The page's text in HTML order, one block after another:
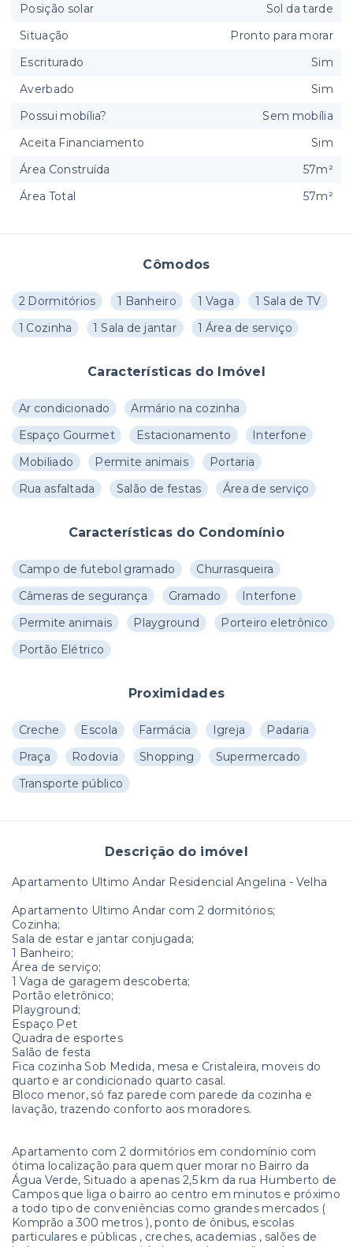
Cômodos
2 Dormitórios 1 Banheiro 1 Vaga
1 Sala de TV
1 Cozinha
1 Sala de jantar 1 Área de serviço
Características do Imóvel
Ar condicionado
Armário na cozinha
Espaço Gourmet
Estacionamento
Interfone
Mobiliado
Permite animais
Portaria
Rua asfaltada
Salão de festas Área de serviço
Características do Condomínio
Campo de futebol gramado
Churrasqueira
Câmeras de segurança
Gramado
Interfone
Permite animais
Playground
Porteiro eletrônico
Portão Elétrico
Proximidades
Creche Escola Farmácia Igreja
Padaria
Praça
Rodovia Shopping
Supermercado
Transporte público
Descrição do imóvel
Apartamento Ultimo Andar Residencial Angelina - Velha
Apartamento Ultimo Andar com 2 dormitórios;
Cozinha;
Sala de estar e jantar conjugada;
1 Banheiro;
Área de serviço;
1 Vaga de garagem descoberta;
Portão eletrônico;
Playground;
Espaço Pet
Quadra de esportes
Salão de festa
Fica cozinha Sob Medida, mesa e Cristaleira, moveis do
quarto e ar condicionado quarto casal.
Bloco menor, só faz parede com parede da cozinha e
lavação, trazendo conforto aos moradores.
Apartamento com 2 dormitórios em condomínio com
ótima localização para quem quer morar no Bairro da
Água Verde, Situado a apenas 2,5 km da rua Humberto de
Campos que liga o bairro ao centro em minutos e próximo
a todo tipo de conveniências como grandes mercados (
Komprão a 300 metros ), ponto de ônibus, escolas
particulares e públicas , creches, academias , salões de
Posição solar
Sol da tarde
Situação
Pronto para morar
Escriturado
Sim
Averbado
Sim
Possui mobília?
Sem mobília
Aceita Financiamento
Sim
Área Construída
57m²
Área Total
57m²